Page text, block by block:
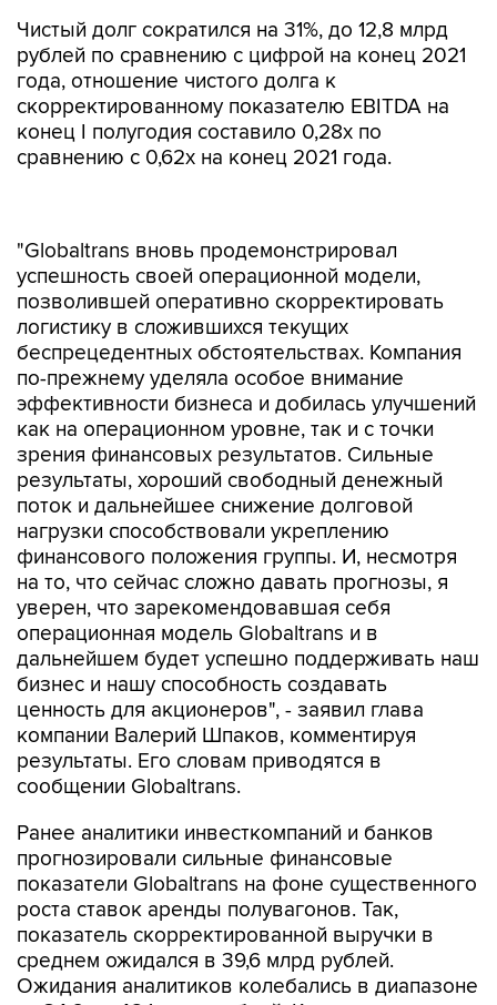
Чистый долг сократился на 31%, до 12,8 млрд
рублей по сравнению с цифрой на конец 2021
года, отношение чистого долга к
скорректированному показателю EBITDA на
конец I полугодия составило 0,28x по
сравнению с 0,62x на конец 2021 года.
позволившей оперативно скорректировать
логистику в сложившихся текущих
беспрецедентных обстоятельствах. Компания
по-прежнему уделяла особое внимание
эффективности бизнеса и добилась улучшений
как на операционном уровне, так и с точки
зрения финансовых результатов. Сильные
результаты, хороший свободный денежный
поток и дальнейшее снижение долговой
нагрузки способствовали укреплению
финансового положения группы. И, несмотря
на то, что сейчас сложно давать прогнозы, я
уверен, что зарекомендовавшая себя
операционная модель Globaltrans и в
дальнейшем будет успешно поддерживать наш
бизнес и нашу способность создавать
ценность для акционеров", - заявил глава
компании Валерий Шпаков, комментируя
результаты. Его словам приводятся в
сообщении Globaltrans.
Ранее аналитики инвесткомпаний и банков
показатели Globaltrans на фоне существенного
роста ставок аренды полувагонов. Так,
показатель скорректированной выручки в
среднем ожидался в 39,6 млрд рублей.
Ожидания аналитиков колебались в диапазоне
от 34,6 до 42,1 млрд рублей. Компания
отчиталась выше прогноза.